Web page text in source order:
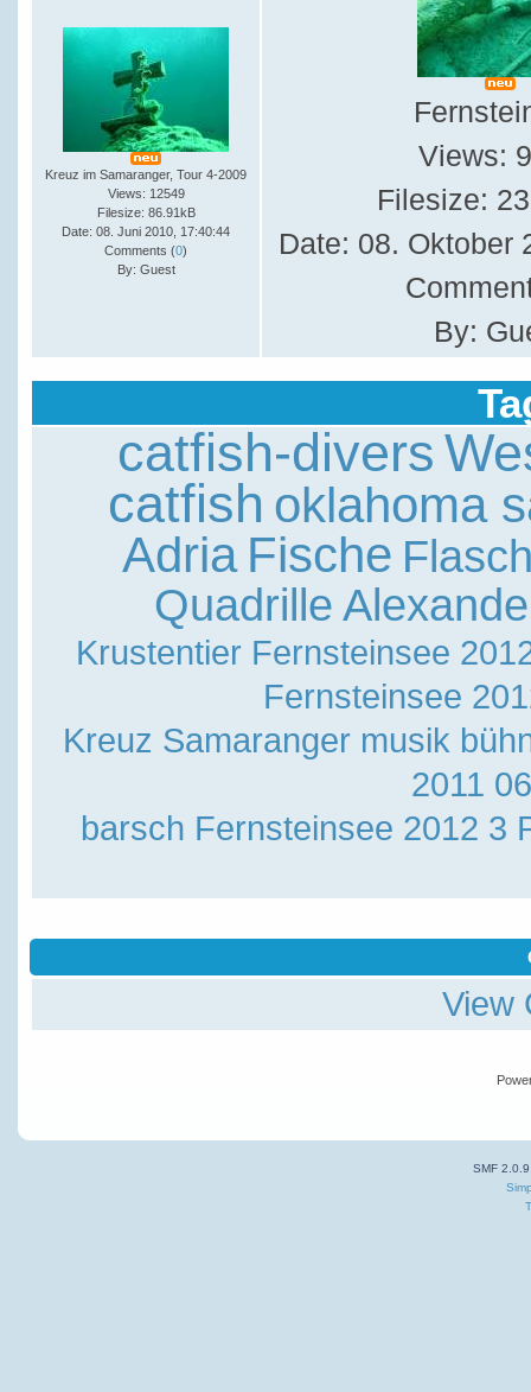
Kreuz im Samaranger, Tour 4-2009
Views: 12549
Filesize: 86.91kB
Date: 08. Juni 2010, 17:40:44
Comments (0)
By: Guest
Views:
Filesize:
Date: 08. Oktober
By:
catfish-divers
catfish oklahoma
Adria Fische
Quadrille
Krustentier Fernsteinsee
Fernsteinsee
Kreuz Samaranger musik
2011 06
barsch Fernsteinsee 2012 3
View
SMF 2.0.9